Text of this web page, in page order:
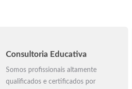
Consultoria Educativa
Somos profissionais altamente
qualificados e certificados por